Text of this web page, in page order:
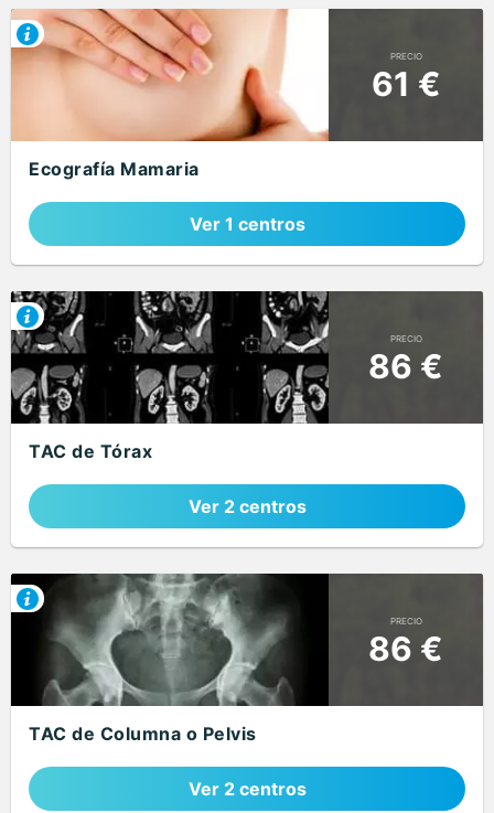
PRECIO
61 €
Ecografía Mamaria
Ver 1 centros
PRECIO
86 €
TAC de Tórax
Ver 2 centros
PRECIO
86 €
TAC de Columna o Pelvis
Ver 2 centros